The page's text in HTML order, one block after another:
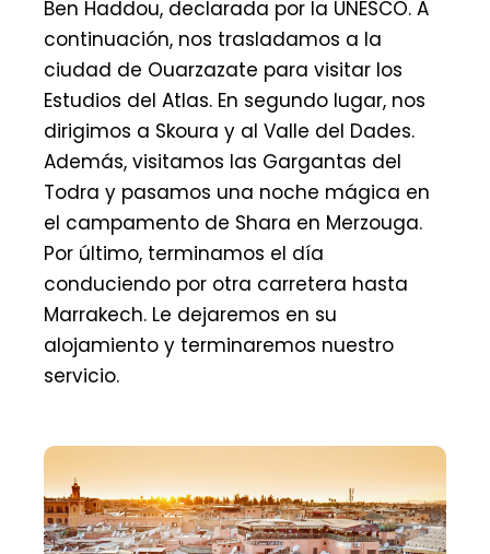
Ben Haddou, declarada por la UNESCO. A
continuación, nos trasladamos a la
ciudad de Ouarzazate para visitar los
Estudios del Atlas. En segundo lugar, nos
dirigimos a Skoura y al Valle del Dades.
Además, visitamos las Gargantas del
Todra y pasamos una noche mágica en
el campamento de Shara en Merzouga.
Por último, terminamos el día
conduciendo por otra carretera hasta
Marrakech. Le dejaremos en su
alojamiento y terminaremos nuestro
servicio.